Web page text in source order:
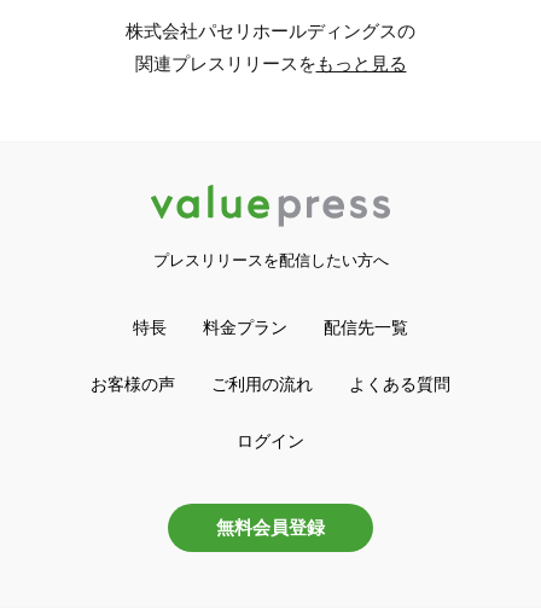
株式会社パセリホールディングスの
関連プレスリリースをもっと見る
プレスリリースを配信したい方へ
特長 料金プラン 配信先一覧
お客様の声 ご利用の流れ よくある質問
ログイン
無料会員登録